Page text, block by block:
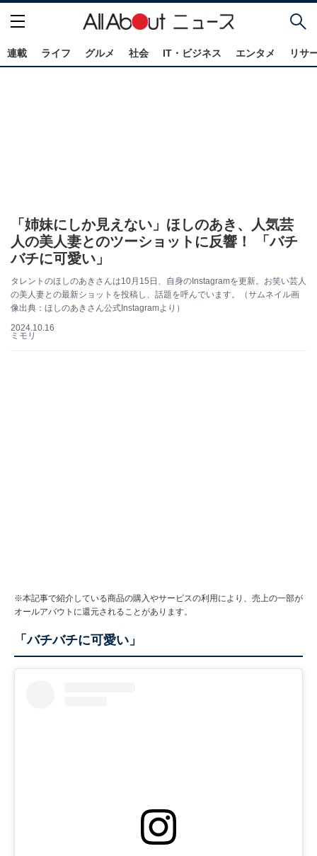
連載 ライフ グルメ 社会 IT・ビジネス エンタメ リサ
「姉妹にしか見えない」ほしのあき、人気芸
人の美人妻とのツーショットに反響！ 「バチ
バチに可愛い」
タレントのほしのあきさんは10月15日、自身のInstagramを更新。お笑い芸人
の美人妻との最新ショットを投稿し、話題を呼んでいます。（サムネイル画
像出典：ほしのあきさん公式Instagramより）
2024.10.16
ミモリ
※本記事で紹介している商品の購入やサービスの利用により、売上の一部が
オールアバウトに還元されることがあります。
「バチバチに可愛い」